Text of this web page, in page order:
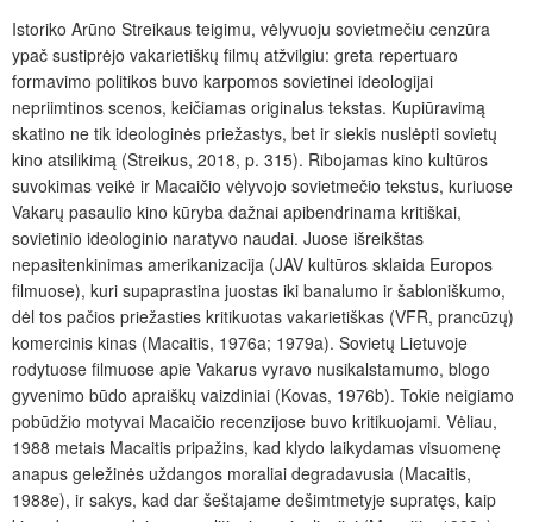
Istoriko Arūno Streikaus teigimu, vėlyvuoju sovietmečiu cenzūra
ypač sustiprėjo vakarietiškų filmų atžvilgiu: greta repertuaro
formavimo politikos buvo karpomos sovietinei ideologijai
nepriimtinos scenos, keičiamas originalus tekstas. Kupiūravimą
skatino ne tik ideologinės priežastys, bet ir siekis nuslėpti sovietų
kino atsilikimą (Streikus, 2018, p. 315). Ribojamas kino kultūros
suvokimas veikė ir Macaičio vėlyvojo sovietmečio tekstus, kuriuose
Vakarų pasaulio kino kūryba dažnai apibendrinama kritiškai,
sovietinio ideologinio naratyvo naudai. Juose išreikštas
nepasitenkinimas amerikanizacija (JAV kultūros sklaida Europos
filmuose), kuri supaprastina juostas iki banalumo ir šabloniškumo,
dėl tos pačios priežasties kritikuotas vakarietiškas (VFR, prancūzų)
komercinis kinas (Macaitis, 1976a; 1979a). Sovietų Lietuvoje
rodytuose filmuose apie Vakarus vyravo nusikalstamumo, blogo
gyvenimo būdo apraiškų vaizdiniai (Kovas, 1976b). Tokie neigiamo
pobūdžio motyvai Macaičio recenzijose buvo kritikuojami. Vėliau,
1988 metais Macaitis pripažins, kad klydo laikydamas visuomenę
anapus geležinės uždangos moraliai degradavusia (Macaitis,
1988e), ir sakys, kad dar šeštajame dešimtmetyje supratęs, kaip